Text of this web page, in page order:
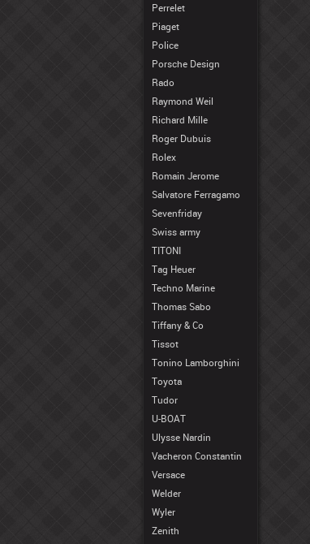
Perrelet
Piaget
Police
Porsche Design
Rado
Raymond Weil
Richard Mille
Roger Dubuis
Rolex
Romain Jerome
Salvatore Ferragamo
Sevenfriday
Swiss army
TITONI
Tag Heuer
Techno Marine
Thomas Sabo
Tiffany & Co
Tissot
Tonino Lamborghini
Toyota
Tudor
U-BOAT
Ulysse Nardin
Vacheron Constantin
Versace
Welder
Wyler
Zenith